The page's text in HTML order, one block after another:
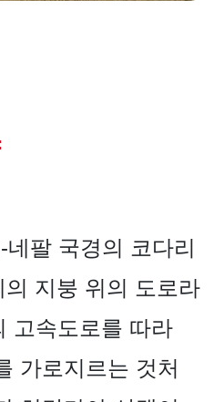
팔 국경의 코다리
지붕 위의 도로라
고속도로를 따라
가로지르는 것처